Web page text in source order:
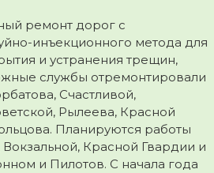
ремонт дорог с
инъекционного метода для
и устранения трещин,
службы отремонтировали
Счастливой,
Рылеева, Красной
Планируются работы
Вокзальной, Красной Гвардии и
и Пилотов. С начала года